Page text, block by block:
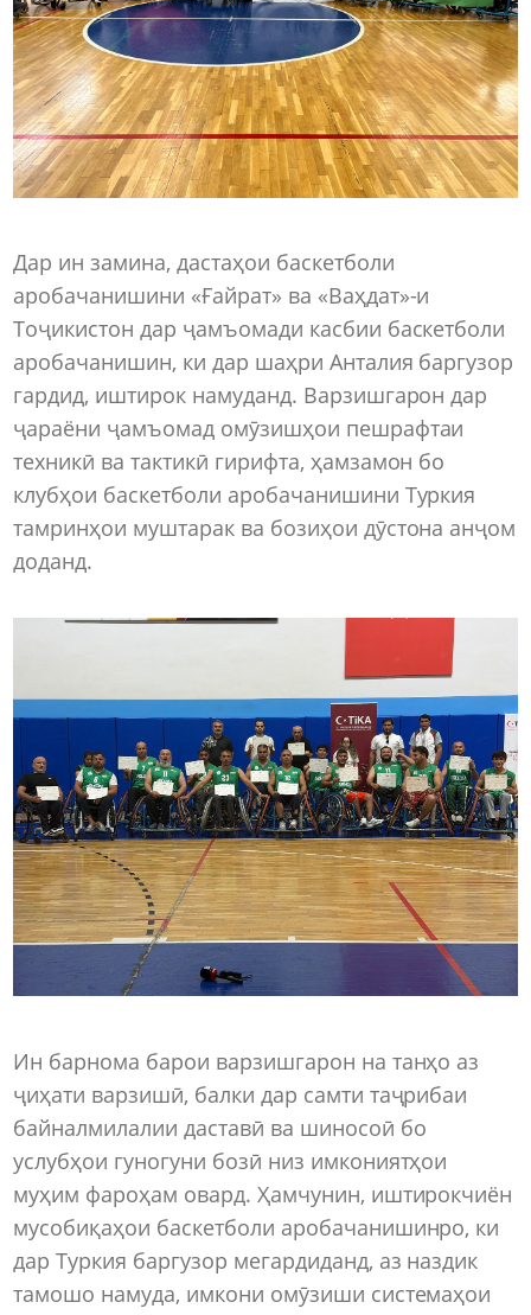
Дар ин замина, дастаҳои баскетболи
аробачанишини «Ғайрат» ва «Ваҳдат»-и
Тоҷикистон дар ҷамъомади касбии баскетболи
аробачанишин, ки дар шаҳри Анталия баргузор
гардид, иштирок намуданд. Варзишгарон дар
ҷараёни ҷамъомад омӯзишҳои пешрафтаи
техникӣ ва тактикӣ гирифта, ҳамзамон бо
клубҳои баскетболи аробачанишини Туркия
тамринҳои муштарак ва бозиҳои дӯстона анҷом
доданд.
Ин барнома барои варзишгарон на танҳо аз
ҷиҳати варзишӣ, балки дар самти таҷрибаи
байналмилалии даставӣ ва шиносоӣ бо
услубҳои гуногуни бозӣ низ имкониятҳои
муҳим фароҳам овард. Ҳамчунин, иштирокчиён
мусобиқаҳои баскетболи аробачанишинро, ки
дар Туркия баргузор мегардиданд, аз наздик
тамошо намуда, имкони омӯзиши системаҳои